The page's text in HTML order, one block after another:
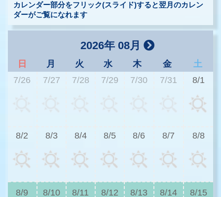
カレンダー部分をフリック(スライド)すると翌月のカレン
ダーがご覧になれます
2026年 08月
日 月 火 水 木 金
土
7/26
7/27 7/28 7/29 7/30 7/31 8/1
8/2 8/3 8/4 8/5 8/6 8/7 8/8
8/9 8/10 8/11 8/12 8/13 8/14 8/15